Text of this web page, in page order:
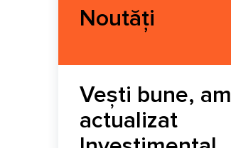
Noutăți
Vești bune, am
actualizat